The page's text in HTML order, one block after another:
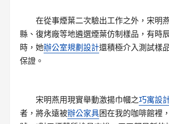
在從事煙葉二次驗出工作之外，宋明
縣、復烤廠等地遴選煙葉仿制樣品，有時
時，她辦公室規劃設計還積極介入測試樣
保證。
宋明燕用現實舉動激揚巾幗之巧寓設
者，將永遠被辦公家具困在我的咖啡館裡